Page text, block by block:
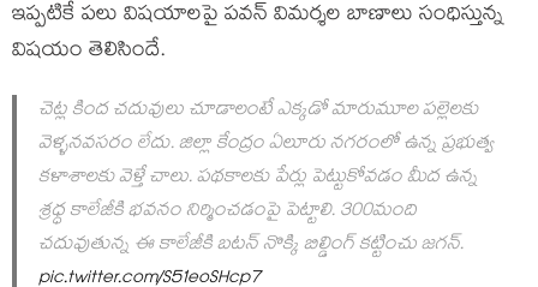
ఇప్ప‌టికే ప‌లు విష‌యాల‌పై ప‌వ‌న్ విమ‌ర్శ‌ల బాణాలు సంధిస్తున్న
విష‌యం తెలిసిందే.
చెట్ల కింద చదువులు చూడాలంటే ఎక్కడో మారుమూల పల్లెలకు
వెళ్ళనవసరం లేదు. జిల్లా కేంద్రం ఏలూరు నగరంలో ఉన్న ప్రభుత్వ
కళాశాలకు వెళ్తే చాలు. పథకాలకు పేర్లు పెట్టుకోవడం మీద ఉన్న
శ్రధ్ధ కాలేజీకి భవనం నిర్మించడంపై పెట్టాలి. 300మంది
చదువుతున్న ఈ కాలేజీకి బటన్ నొక్కి బిల్డింగ్ కట్టించు జగన్.
pic.twitter.com/S51eoSHcp7